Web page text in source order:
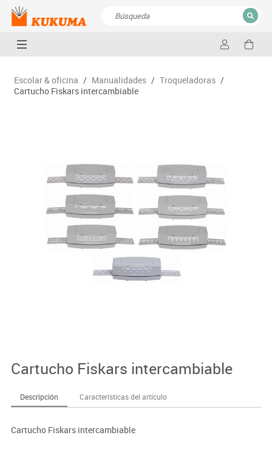
CERRAR
Escolar & oficina / Manualidades / Troqueladoras /
Cartucho Fiskars intercambiable
Cartucho Fiskars intercambiable
Descripción Características del artículo
Cartucho Fiskars intercambiable